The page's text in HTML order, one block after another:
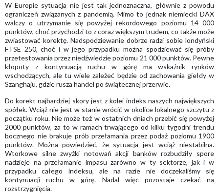
W Europie sytuacja nie jest tak jednoznaczna, głównie z powodu
ograniczeń związanych z pandemią. Mimo to jednak niemiecki DAX
walczy o utrzymanie się powyżej rekordowego poziomu 14 000
punktów, choć przychodzi to z coraz większym trudem, co także może
zwiastować korektę. Nadspodziewanie dobrze radzi sobie londyński
FTSE 250, choć i w jego przypadku można spodziewać się próby
przetestowania przez niedźwiedzie poziomu 21 000 punktów. Pewne
kłopoty z kontynuacją ruchu w górę ma wskaźnik rynków
wschodzących, ale tu wiele zależeć będzie od zachowania giełdy w
Szanghaju, gdzie rusza handel po świątecznej przerwie.
Do korekt najbardziej skory jest z kolei indeks naszych największych
spółek. Wciąż nie jest w stanie wrócić w okolice lokalnego szczytu z
początku roku. Nie może też w ostatnich dniach przebić się powyżej
2000 punktów, za to w ramach trwającego od kilku tygodni trendu
bocznego nie brakuje prób przełamania przez podaż poziomu 1900
punktów. Można powiedzieć, że sytuacja jest wciąż niestabilna.
Wtorkowe silne zwyżki notowań akcji banków rozbudziły spore
nadzieje na przełamanie impasu zarówno w ty sektorze, jak i w
przypadku całego indeksu, ale na razie nie doczekaliśmy się
kontynuacji ruchu w górę. Nadal więc pozostaje czekać na
rozstrzygnięcia.